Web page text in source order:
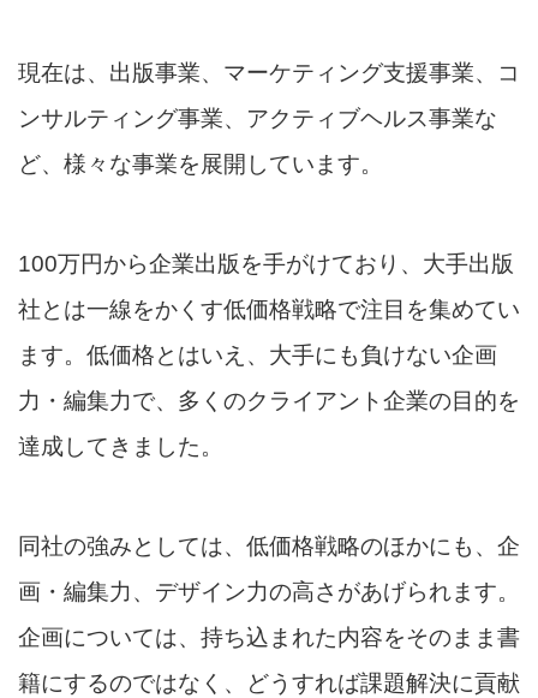
現在は、出版事業、マーケティング支援事業、コ
ンサルティング事業、アクティブヘルス事業な
ど、様々な事業を展開しています。
100万円から企業出版を手がけており、大手出版
社とは一線をかくす低価格戦略で注目を集めてい
ます。低価格とはいえ、大手にも負けない企画
力・編集力で、多くのクライアント企業の目的を
達成してきました。
同社の強みとしては、低価格戦略のほかにも、企
画・編集力、デザイン力の高さがあげられます。
企画については、持ち込まれた内容をそのまま書
籍にするのではなく、どうすれば課題解決に貢献